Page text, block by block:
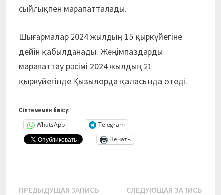
сыйлықпен марапатталады.
Шығармалар 2024 жылдың 15 қыркүйегіне
дейін қабылданады. Жеңімпаздарды
марапаттау рәсімі 2024 жылдың 21
қыркүйегінде Қызылорда қаласында өтеді.
Сілтемемен бөлісу:
WhatsApp
Telegram
Печать
ПРЕДЫДУЩАЯ ЗАПИСЬПредыдущаяСЛЕДУЮЩАЯ ЗАПИСЬ